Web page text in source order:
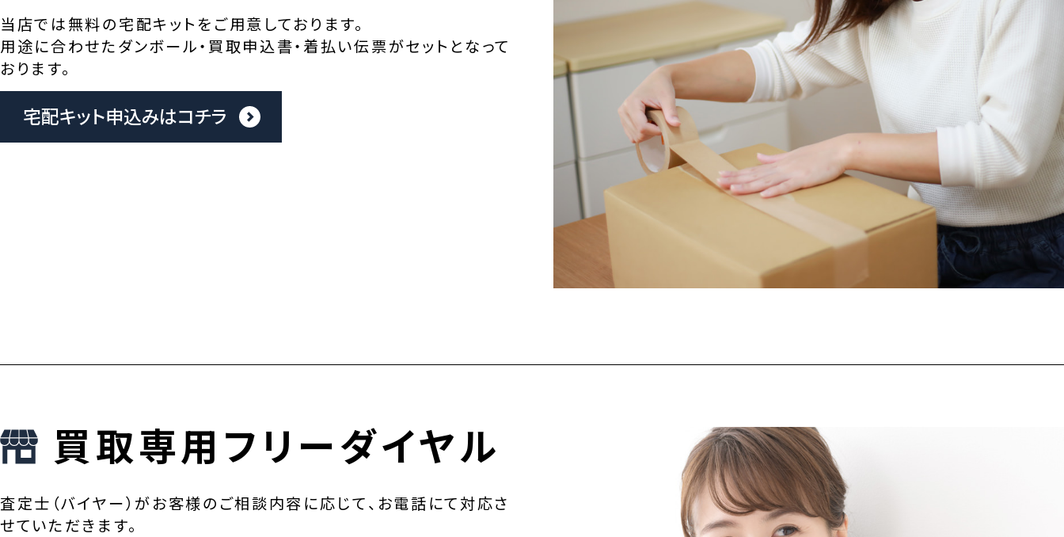
当店では無料の宅配キットをご用意しております。
用途に合わせたダンボール・買取申込書・着払い伝票がセットとなって
おります。
宅配キット申込みはコチラ
買取専用フリーダイヤル
査定士（バイヤー）がお客様のご相談内容に応じて、お電話にて対応さ
せていただきます。